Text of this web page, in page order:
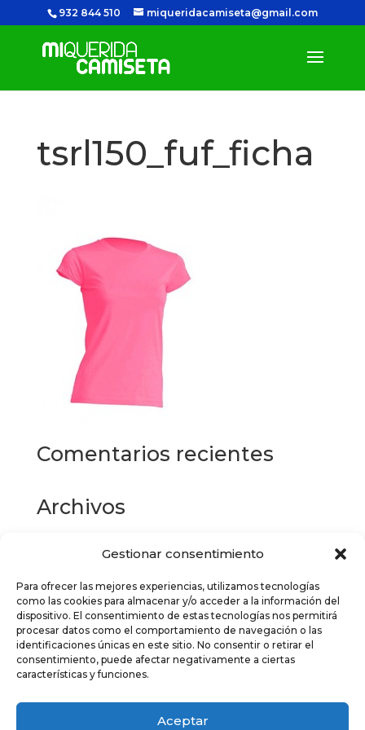
Gestionar consentimiento
Para ofrecer las mejores experiencias, utilizamos tecnologías
como las cookies para almacenar y/o acceder a la información del
dispositivo. El consentimiento de estas tecnologías nos permitirá
procesar datos como el comportamiento de navegación o las
identificaciones únicas en este sitio. No consentir o retirar el
consentimiento, puede afectar negativamente a ciertas
características y funciones.
Aceptar
932 844 510 miqueridacamiseta@gmail.com
tsrl150_fuf_ficha
Comentarios recientes
Archivos
Categorías
No hay categorías
Meta
Acceder
Feed de entradas
Feed de comentarios